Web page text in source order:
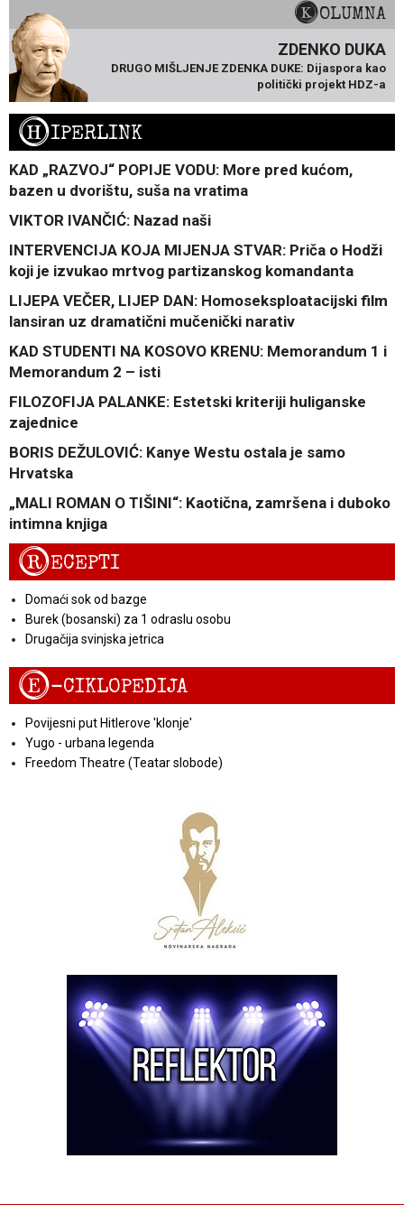
KOLUMNA
ZDENKO DUKA
DRUGO MIŠLJENJE ZDENKA DUKE: Dijaspora kao
politički projekt HDZ-a
HIPERLINK
KAD „RAZVOJ“ POPIJE VODU: More pred kućom,
bazen u dvorištu, suša na vratima
VIKTOR IVANČIĆ: Nazad naši
INTERVENCIJA KOJA MIJENJA STVAR: Priča o Hodži
koji je izvukao mrtvog partizanskog komandanta
LIJEPA VEČER, LIJEP DAN: Homoseksploatacijski film
lansiran uz dramatični mučenički narativ
KAD STUDENTI NA KOSOVO KRENU: Memorandum 1 i
Memorandum 2 – isti
FILOZOFIJA PALANKE: Estetski kriteriji huliganske
zajednice
BORIS DEŽULOVIĆ: Kanye Westu ostala je samo
Hrvatska
„MALI ROMAN O TIŠINI“: Kaotična, zamršena i duboko
intimna knjiga
RECEPTI
Domaći sok od bazge
Burek (bosanski) za 1 odraslu osobu
Drugačija svinjska jetrica
E-CIKLOPEDIJA
Povijesni put Hitlerove 'klonje'
Yugo - urbana legenda
Freedom Theatre (Teatar slobode)